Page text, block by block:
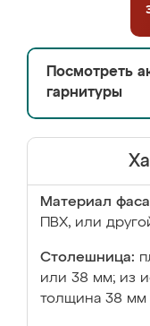
Посмотреть
гарнитуры
Материал
ПВХ, или
Столешница:
или 38 мм; из
толщина 38 мм